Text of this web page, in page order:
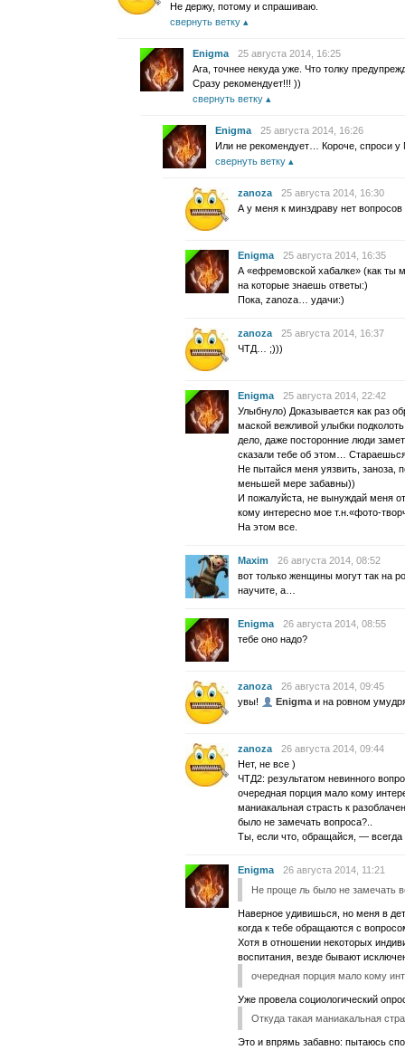
Не держу, потому и спрашиваю.
свернуть ветку
Enigma
25 августа 2014, 16:25
Ага, точнее некуда уже. Что толку
Сразу рекомендует!!! ))
свернуть ветку
Enigma
25 августа 2014, 16:26
Или не рекомендует… Короче, спроси у
свернуть ветку
zanoza
25 августа 2014, 16:30
А у меня к минздраву нет вопросов
Enigma
25 августа 2014, 16:35
А «ефремовской хабалке» (как ты
на которые знаешь ответы:)
Пока, zanoza… удачи:)
zanoza
25 августа 2014, 16:37
ЧТД… ;)))
Enigma
25 августа 2014, 22:42
Улыбнуло) Доказывается как раз
маской вежливой улыбки
дело, даже посторонние люди
сказали тебе об этом…
Не пытайся меня уязвить, заноза,
меньшей мере забавны))
И пожалуйста, не вынуждай меня
кому интересно мое т.н.«фото-
На этом все.
Maxim
26 августа 2014, 08:52
вот только женщины могут так на
научите, а…
Enigma
26 августа 2014, 08:55
тебе оно надо?
zanoza
26 августа 2014, 09:45
увы!
Enigma и на ровном
zanoza
26 августа 2014, 09:44
Нет, не все )
ЧТД2: результатом невинного
очередная порция мало кому
маниакальная страсть к
было не замечать вопроса?..
Ты, если что, обращайся, — всегда
Enigma
26 августа 2014, 11:21
Не проще ль было не замечать
Наверное удивишься, но меня в
когда к тебе обращаются с
Хотя в отношении некоторых
воспитания, везде бывают
очередная порция мало кому
Уже провела социологический
Откуда такая маниакальная
Это и впрямь забавно: пытаюсь